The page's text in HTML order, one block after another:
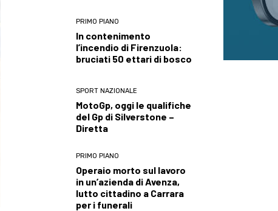
PRIMO PIANO
In contenimento
l’incendio di Firenzuola:
bruciati 50 ettari di bosco
SPORT NAZIONALE
MotoGp, oggi le qualifiche
del Gp di Silverstone –
Diretta
PRIMO PIANO
Operaio morto sul lavoro
in un’azienda di Avenza,
lutto cittadino a Carrara
per i funerali